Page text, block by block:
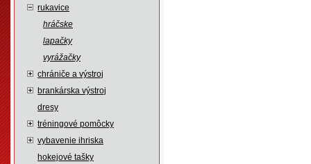
rukavice
hráčske
lapačky
vyrážačky
chrániče a výstroj
brankárska výstroj
dresy
tréningové pomôcky
vybavenie ihriska
hokejové tašky